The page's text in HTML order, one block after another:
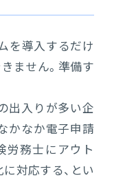
を導入するだけ
ません。準備す
出入りが多い企
かなか電子申請
労務士にアウト
対応する、とい